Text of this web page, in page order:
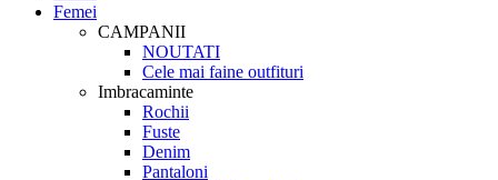
Femei
CAMPANII
NOUTATI
Cele mai faine outfituri
Imbracaminte
Rochii
Fuste
Denim
Pantaloni